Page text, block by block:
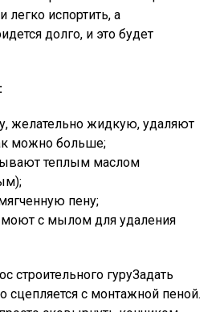
легко испортить, а
долго, и это будет
желательно жидкую, удаляют
можно больше;
теплым маслом
пену;
моют с мылом для удаления
строительного гуруЗадать
сцепляется с монтажной пеной.